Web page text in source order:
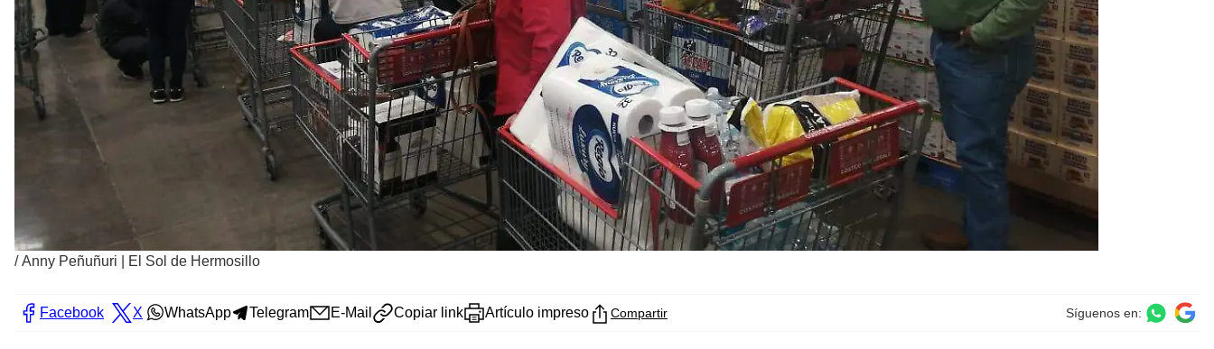
/Anny Peñuñuri | El Sol de Hermosillo
Facebook X WhatsApp Telegram E-Mail Copiar link Artículo impreso Compartir Síguenos en: